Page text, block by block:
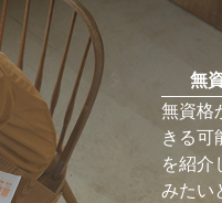
無
無資格
きる可
を紹介
みたい